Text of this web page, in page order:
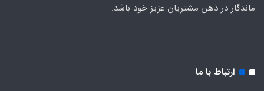
ماندگار در ذهن مشتریان عزیز خود باشد.
ارتباط با ما